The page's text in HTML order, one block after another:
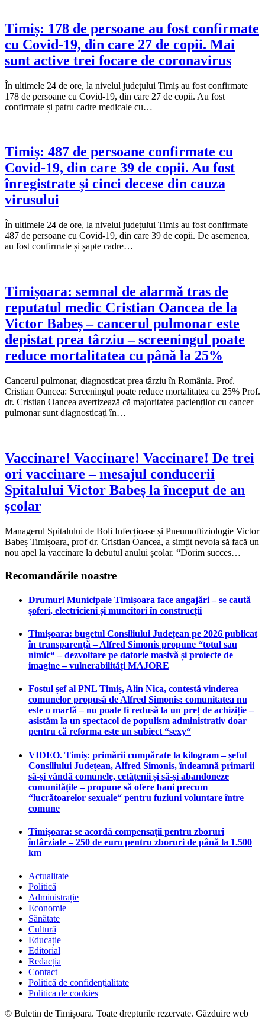
Timiș: 178 de persoane au fost confirmate
cu Covid-19, din care 27 de copii. Mai
sunt active trei focare de coronavirus
În ultimele 24 de ore, la nivelul județului Timiș au fost confirmate
178 de persoane cu Covid-19, din care 27 de copii. Au fost
confirmate și patru cadre medicale cu…
Timiș: 487 de persoane confirmate cu
Covid-19, din care 39 de copii. Au fost
înregistrate și cinci decese din cauza
virusului
În ultimele 24 de ore, la nivelul județului Timiș au fost confirmate
487 de persoane cu Covid-19, din care 39 de copii. De asemenea,
au fost confirmate și șapte cadre…
Timișoara: semnal de alarmă tras de
reputatul medic Cristian Oancea de la
Victor Babeș – cancerul pulmonar este
depistat prea târziu – screeningul poate
reduce mortalitatea cu până la 25%
Cancerul pulmonar, diagnosticat prea târziu în România. Prof.
Cristian Oancea: Screeningul poate reduce mortalitatea cu 25% Prof.
dr. Cristian Oancea avertizează că majoritatea pacienților cu cancer
pulmonar sunt diagnosticați în…
Vaccinare! Vaccinare! Vaccinare! De trei
ori vaccinare – mesajul conducerii
Spitalului Victor Babeș la început de an
școlar
Managerul Spitalului de Boli Infecțioase și Pneumoftiziologie Victor
Babeș Timișoara, prof dr. Cristian Oancea, a simțit nevoia să facă un
nou apel la vaccinare la debutul anului școlar. “Dorim succes…
Recomandările noastre
Drumuri Municipale Timișoara face angajări – se caută
șoferi, electricieni și muncitori în construcții
Timișoara: bugetul Consiliului Județean pe 2026 publicat
în transparență – Alfred Simonis propune “totul sau
nimic“ – dezvoltare pe datorie masivă și proiecte de
imagine – vulnerabilități MAJORE
Fostul șef al PNL Timiș, Alin Nica, contestă vinderea
comunelor propusă de Alfred Simonis: comunitatea nu
este o marfă – nu poate fi redusă la un preț de achiziție –
asistăm la un spectacol de populism administrativ doar
pentru că reforma este un subiect “sexy“
VIDEO. Timiș: primării cumpărate la kilogram – șeful
Consiliului Județean, Alfred Simonis, îndeamnă primarii
să-și vândă comunele, cetățenii și să-și abandoneze
comunitățile – propune să ofere bani precum
“lucrătoarelor sexuale“ pentru fuziuni voluntare între
comune
Timișoara: se acordă compensații pentru zboruri
întârziate – 250 de euro pentru zboruri de până la 1.500
km
Actualitate
Politică
Administrație
Economie
Sănătate
Cultură
Educație
Editorial
Redacția
Contact
Politică de confidențialitate
Politica de cookies
© Buletin de Timișoara. Toate drepturile rezervate. Găzduire web